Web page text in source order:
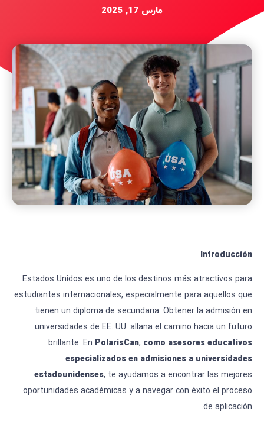
مارس 17, 2025
Introducción
Estados Unidos es uno de los destinos más atractivos para
estudiantes internacionales, especialmente para aquellos que
tienen un diploma de secundaria. Obtener la admisión en
universidades de EE. UU. allana el camino hacia un futuro
brillante. EnPolarisCan ,como asesores educativos
especializados en admisiones a universidades
estadounidenses , te ayudamos a encontrar las mejores
oportunidades académicas y a navegar con éxito el proceso
de aplicación.